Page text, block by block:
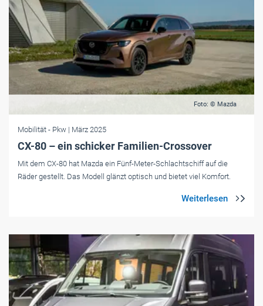
Foto: © Mazda
Mobilität - Pkw | März 2025
CX-80 – ein schicker Familien-Crossover
Mit dem CX-80 hat Mazda ein Fünf-Meter-Schlachtschiff auf die
Räder gestellt. Das Modell glänzt optisch und bietet viel Komfort.